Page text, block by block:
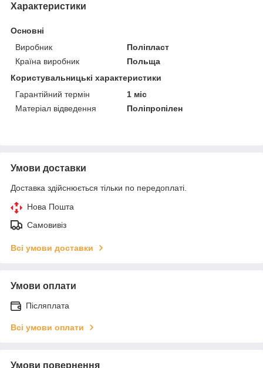
Характеристики
Основні
Виробник
Поліпласт
Країна виробник
Польща
Користувальницькі характеристики
Гарантійний термін
1 міс
Матеріал відведення
Поліпропілен
Умови доставки
Доставка здійснюється тільки по передоплаті.
Нова Пошта
Самовивіз
Всі умови доставки
Умови оплати
Післяплата
Всі умови оплати
Умови повернення